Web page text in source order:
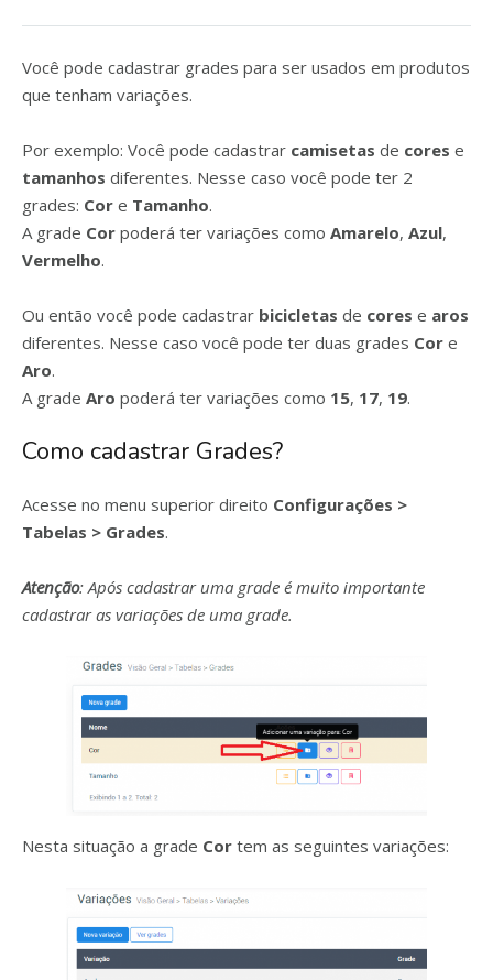
Você pode cadastrar grades para ser usados em produtos
que tenham variações.
Por exemplo: Você pode cadastrar camisetas de cores e
tamanhos diferentes. Nesse caso você pode ter 2
grades: Cor e Tamanho.
A grade Cor poderá ter variações como Amarelo, Azul,
Vermelho.
Ou então você pode cadastrar bicicletas de cores e aros
diferentes. Nesse caso você pode ter duas grades Cor e
Aro.
A grade Aro poderá ter variações como 15, 17, 19.
Como cadastrar Grades?
Acesse no menu superior direito Configurações >
Tabelas > Grades.
Atenção: Após cadastrar uma grade é muito importante
cadastrar as variações de uma grade.
Nesta situação a grade Cor tem as seguintes variações: